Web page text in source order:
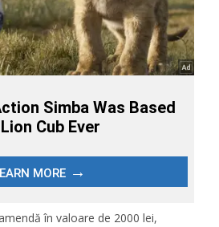
în valoare de 2000 lei,